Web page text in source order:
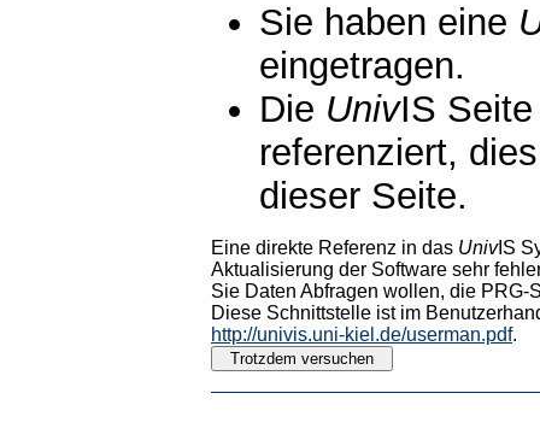
Sie haben eine
eingetragen.
Die UnivIS
referenziert,
dieser Seite.
Eine direkte Referenz in das UnivIS
Aktualisierung der Software sehr
Sie Daten Abfragen wollen, die PRG-
Diese Schnittstelle ist im
http://univis.uni-kiel.de/userman.pdf.